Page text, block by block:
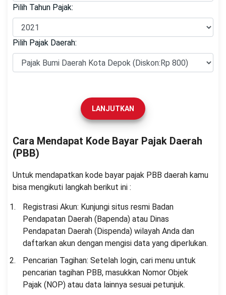
Pilih Tahun Pajak:
Pilih Pajak Daerah:
LANJUTKAN
Cara Mendapat Kode Bayar Pajak Daerah
(PBB)
Untuk mendapatkan kode bayar pajak PBB daerah kamu
bisa mengikuti langkah berikut ini :
Registrasi Akun: Kunjungi situs resmi Badan
Pendapatan Daerah (Bapenda) atau Dinas
Pendapatan Daerah (Dispenda) wilayah Anda dan
daftarkan akun dengan mengisi data yang diperlukan.
Pencarian Tagihan: Setelah login, cari menu untuk
pencarian tagihan PBB, masukkan Nomor Objek
Pajak (NOP) atau data lainnya sesuai petunjuk.